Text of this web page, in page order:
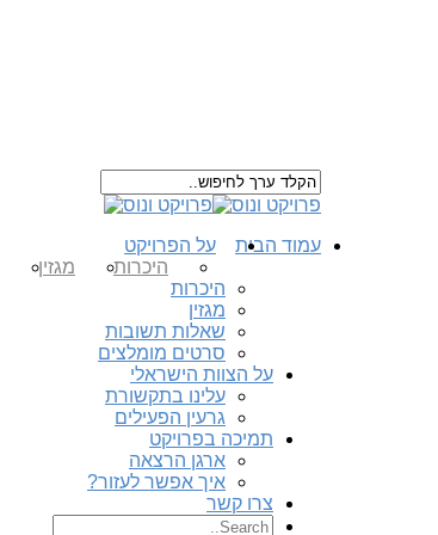
עמוד הבית
על הפרויקט
היכרות
מגזין
היכרות
מגזין
שאלות תשובות
סרטים מומלצים
על הצוות הישראלי
עלינו בתקשורת
גרעין הפעילים
תמיכה בפרויקט
ארגן הרצאה
איך אפשר לעזור?
צרו קשר